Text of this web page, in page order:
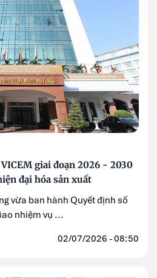
giai đoạn 2026 - 2030
đại hóa sản xuất
vừa ban hành Quyết định số
nhiệm vụ ...
02/07/2026 - 08:50